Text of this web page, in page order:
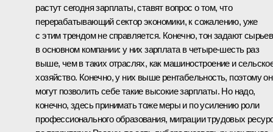
растут сегодня зарплаты, ставят вопрос о том, что
перерабатывающий сектор экономики, к сожалению, уже
с этим трендом не справляется. Конечно, тон задают
в основном компании: у них зарплата в четыре-шесть раз
выше, чем в таких отраслях, как машиностроение и
хозяйство. Конечно, у них выше рентабельность, поэтому
могут позволить себе такие высокие зарплаты. Но надо,
конечно, здесь принимать тоже меры и по усилению роли
профессионального образования, миграции трудовых